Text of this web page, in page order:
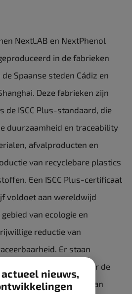
NextLAB en NextPhenol
in de fabrieken
Spaanse steden Cádiz en
Deze fabrieken zijn
de ISCC Plus-standaard, die
duurzaamheid en traceability
afvalproducten en
van recyclebare plastics
Een ISCC Plus-certificaat
voldoet aan wereldwijd
van ecologie en
reductie van
Er staan
Plus-certificeringen voor de
in de fabrieken van
nieuws,